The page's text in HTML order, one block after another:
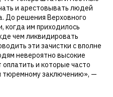
и арестовывать людей
До решения Верховного
когда им приходилось
чем ликвидировать
эти зачистки с вполне
невероятно высокие
и которые часто
тюремному заключению», —